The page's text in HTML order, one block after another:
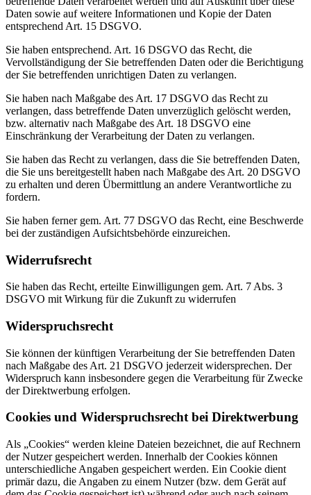
Daten sowie auf weitere Informationen und Kopie der Daten
entsprechend Art. 15 DSGVO.
Sie haben entsprechend. Art. 16 DSGVO das Recht, die
Vervollständigung der Sie betreffenden Daten oder die Berichtigung
der Sie betreffenden unrichtigen Daten zu verlangen.
Sie haben nach Maßgabe des Art. 17 DSGVO das Recht zu
verlangen, dass betreffende Daten unverzüglich gelöscht werden,
bzw. alternativ nach Maßgabe des Art. 18 DSGVO eine
Einschränkung der Verarbeitung der Daten zu verlangen.
Sie haben das Recht zu verlangen, dass die Sie betreffenden Daten,
die Sie uns bereitgestellt haben nach Maßgabe des Art. 20 DSGVO
zu erhalten und deren Übermittlung an andere Verantwortliche zu
fordern.
Sie haben ferner gem. Art. 77 DSGVO das Recht, eine Beschwerde
bei der zuständigen Aufsichtsbehörde einzureichen.
Widerrufsrecht
Sie haben das Recht, erteilte Einwilligungen gem. Art. 7 Abs. 3
DSGVO mit Wirkung für die Zukunft zu widerrufen
Widerspruchsrecht
Sie können der künftigen Verarbeitung der Sie betreffenden Daten
nach Maßgabe des Art. 21 DSGVO jederzeit widersprechen. Der
Widerspruch kann insbesondere gegen die Verarbeitung für Zwecke
der Direktwerbung erfolgen.
Cookies und Widerspruchsrecht bei Direktwerbung
Als „Cookies“ werden kleine Dateien bezeichnet, die auf Rechnern
der Nutzer gespeichert werden. Innerhalb der Cookies können
unterschiedliche Angaben gespeichert werden. Ein Cookie dient
primär dazu, die Angaben zu einem Nutzer (bzw. dem Gerät auf